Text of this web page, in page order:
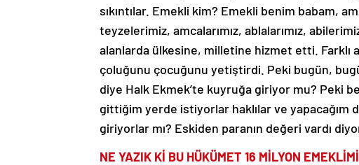
sıkıntılar. Emekli kim? Emekli benim babam,
teyzelerimiz, amcalarımız, ablalarımız,
alanlarda ülkesine, milletine hizmet etti.
çoluğunu çocuğunu yetiştirdi. Peki bugün,
diye Halk Ekmek’te kuyruğa giriyor mu? Peki
gittiğim yerde istiyorlar haklılar ve yapacağım
giriyorlar mı? Eskiden paranın değeri vardı
NE YAZIK Kİ BU HÜKÜMET 16 MİLYON